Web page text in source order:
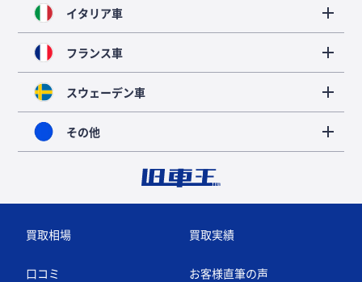
イタリア車
フランス車
スウェーデン車
その他
買取相場 買取実績
口コミ お客様直筆の声